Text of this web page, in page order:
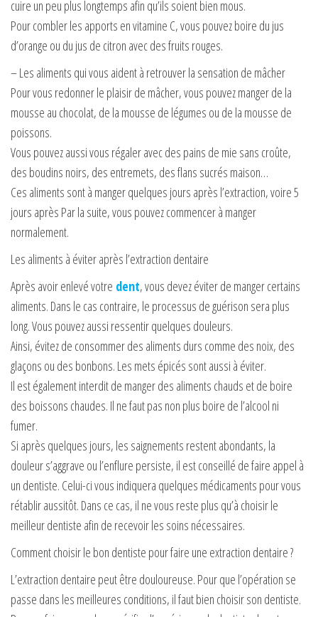
cuire un peu plus longtemps afin qu’ils soient bien mous.
Pour combler les apports en vitamine C, vous pouvez boire du jus
d’orange ou du jus de citron avec des fruits rouges.
– Les aliments qui vous aident à retrouver la sensation de mâcher
Pour vous redonner le plaisir de mâcher, vous pouvez manger de la
mousse au chocolat, de la mousse de légumes ou de la mousse de
poissons.
Vous pouvez aussi vous régaler avec des pains de mie sans croûte,
des boudins noirs, des entremets, des flans sucrés maison…
Ces aliments sont à manger quelques jours après l’extraction, voire 5
jours après Par la suite, vous pouvez commencer à manger
normalement.
Les aliments à éviter après l’extraction dentaire
Après avoir enlevé votre dent, vous devez éviter de manger certains
aliments. Dans le cas contraire, le processus de guérison sera plus
long. Vous pouvez aussi ressentir quelques douleurs.
Ainsi, évitez de consommer des aliments durs comme des noix, des
glaçons ou des bonbons. Les mets épicés sont aussi à éviter.
Il est également interdit de manger des aliments chauds et de boire
des boissons chaudes. Il ne faut pas non plus boire de l’alcool ni
fumer.
Si après quelques jours, les saignements restent abondants, la
douleur s’aggrave ou l’enflure persiste, il est conseillé de faire appel à
un dentiste. Celui-ci vous indiquera quelques médicaments pour vous
rétablir aussitôt. Dans ce cas, il ne vous reste plus qu’à choisir le
meilleur dentiste afin de recevoir les soins nécessaires.
Comment choisir le bon dentiste pour faire une extraction dentaire ?
L’extraction dentaire peut être douloureuse. Pour que l’opération se
passe dans les meilleures conditions, il faut bien choisir son dentiste.